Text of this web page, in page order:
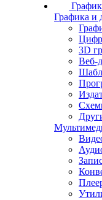
Графика и
3D
Веб-